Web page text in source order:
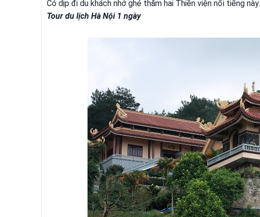
Có dịp đi
Tour du lịch Hà Nội 1 ngày
du khách nhớ ghé thăm hai Thiền viện nổi tiếng này.